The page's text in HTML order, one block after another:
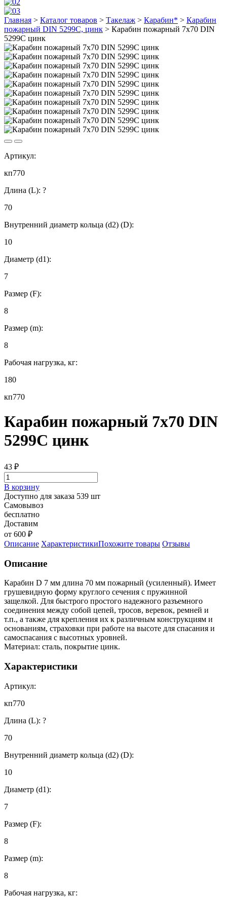
Главная > Каталог товаров > Такелаж > Карабин* > Карабин
пожарный DIN 5299C, цинк > Карабин пожарный 7х70 DIN
5299C цинк
Артикул:
кп770
Длина (L): ?
70
Внутренний диаметр кольца (d2) (D):
10
Диаметр (d1):
7
Размер (F):
8
Размер (m):
8
Рабочая нагрузка, кг:
180
кп770
Карабин пожарный 7х70 DIN
5299C цинк
43 ₽
В корзину
Доступно для заказа 539 шт
Самовывоз
бесплатно
Доставим
от 600 ₽
Описание ХарактеристикиПохожите товары Отзывы
Описание
Карабин D 7 мм длина 70 мм пожарный (усиленный). Имеет
грушевидную форму круглого сечения с пружинной
защелкой. Для быстрого простого надежного разъемного
соединения между собой цепей, тросов, веревок, ремней и
т.п., а также для крепления их к различным конструкциям и
основаниям, страховки при работе на высоте для спасания и
самоспасания с высотных уровней.
Материал: сталь, покрытие цинк.
Характеристики
Артикул:
кп770
Длина (L): ?
70
Внутренний диаметр кольца (d2) (D):
10
Диаметр (d1):
7
Размер (F):
8
Размер (m):
8
Рабочая нагрузка, кг: